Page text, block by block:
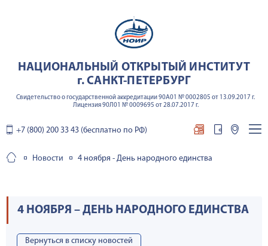
НАЦИОНАЛЬНЫЙ ОТКРЫТЫЙ ИНСТИТУТ
г. САНКТ-ПЕТЕРБУРГ
Свидетельство о государственной аккредитации 90А01 № 0002805 от 13.09.2017 г.
Лицензия 90Л01 № 0009695 от 28.07.2017 г.
+7 (800) 200 33 43 (бесплатно по РФ)
Новости 4 ноября - День народного единства
4 НОЯБРЯ – ДЕНЬ НАРОДНОГО ЕДИНСТВА
Вернуться в списку новостей